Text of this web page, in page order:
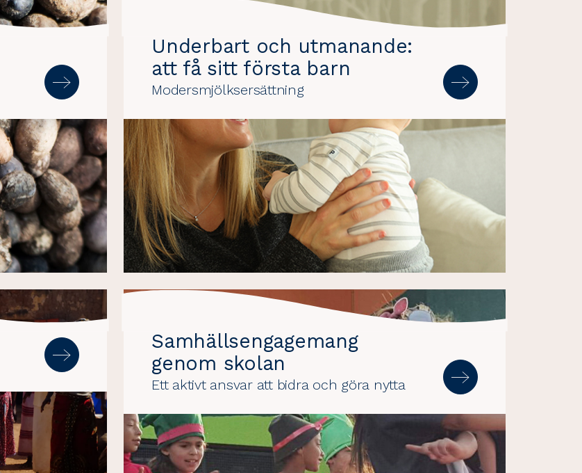
Underbart och utmanande:
att få sitt första barn
Modersmjölksersättning
Samhällsengagemang
genom skolan
Ett aktivt ansvar att bidra och göra nytta